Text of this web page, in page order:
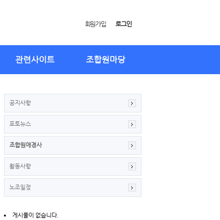
회원가입 로그인
관련사이트 조합원마당
공지사항
포토뉴스
조합원애경사
활동사항
노조일정
게시물이 없습니다.